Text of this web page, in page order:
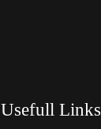
Usefull Links